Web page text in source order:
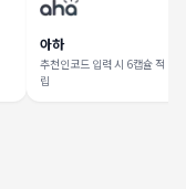
아하
추천인코드 입력 시 6캡슐 적
립